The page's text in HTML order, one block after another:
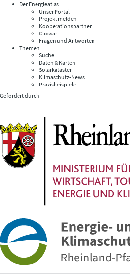
Der Energieatlas
Unser Portal
Projekt melden
Kooperationspartner
Glossar
Fragen und Antworten
Themen
Suche
Daten & Karten
Solarkataster
Klimaschutz-News
Praxisbeispiele
Gefördert durch